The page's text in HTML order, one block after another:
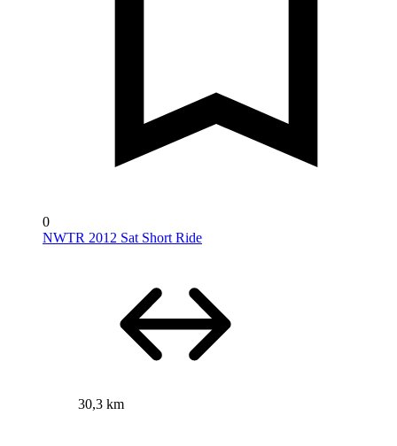
0
NWTR 2012 Sat Short Ride
30,3 km